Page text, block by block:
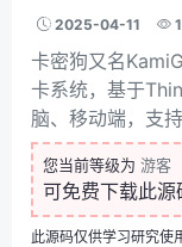
2025-04-11
卡密狗又名
卡系统，基于
脑、移动端，支
您当前等级为 游客
可免费下载此源
此源码仅供学习研究使